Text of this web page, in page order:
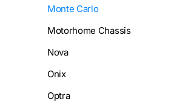
Monte Carlo
Motorhome Chassis
Nova
Onix
Optra